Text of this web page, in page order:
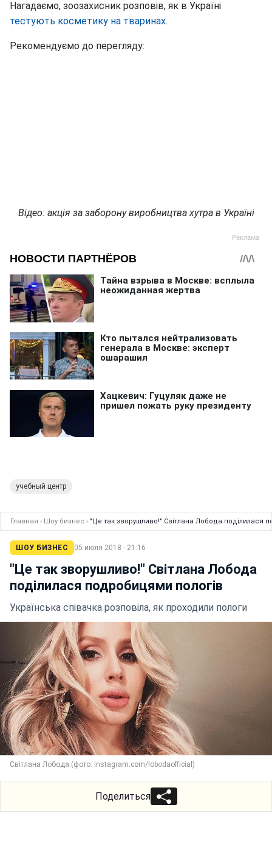
Нагадаємо, зоозахисник розповів, як в Україні
тестують косметику на тваринах.
Рекомендуємо до перегляду:
Відео: акція за заборону виробництва хутра в Україні
учебный центр
Главная › Шоу бизнес › "Це так зворушливо!" Світлана Лобода поділилася
ШОУ БИЗНЕС 05 июля 2018 · 21:16
"Це так зворушливо!" Світлана Лобода
поділилася подробицями пологів
Українська співачка розповіла, як проходили пологи
Світлана Лобода (фото: instagram.com/lobodaofficial)
Поделиться